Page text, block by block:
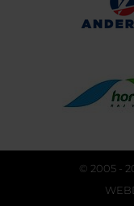
© 2005 -